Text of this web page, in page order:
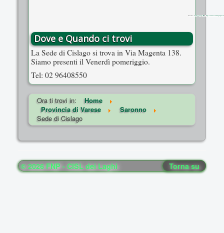
Powered by embedgooglemaps FR & https://onlinecasinoutanspelpaus.nu/
Dove e Quando ci trovi
La Sede di Cislago si trova in Via Magenta 138.
Siamo presenti il Venerdì pomeriggio.
Tel: 02 96408550
Ora ti trovi in:
Home
Provincia di Varese
Saronno
Sede di Cislago
Torna su
© 2026 FNP - CISL dei Laghi